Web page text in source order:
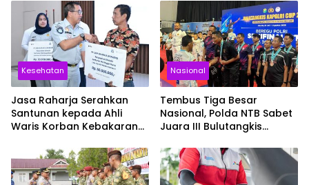
Kesehatan
Jasa Raharja Serahkan
Santunan kepada Ahli
Waris Korban Kebakaran
Nasional
Tembus Tiga Besar
Nasional, Polda NTB Sabet
Juara III Bulutangkis